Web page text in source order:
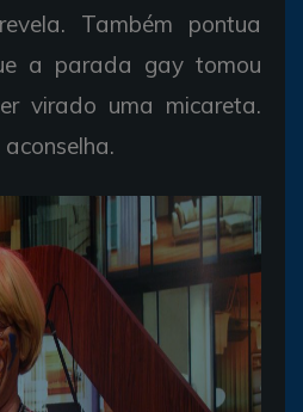
Também pontua
a parada gay tomou
virado uma micareta.